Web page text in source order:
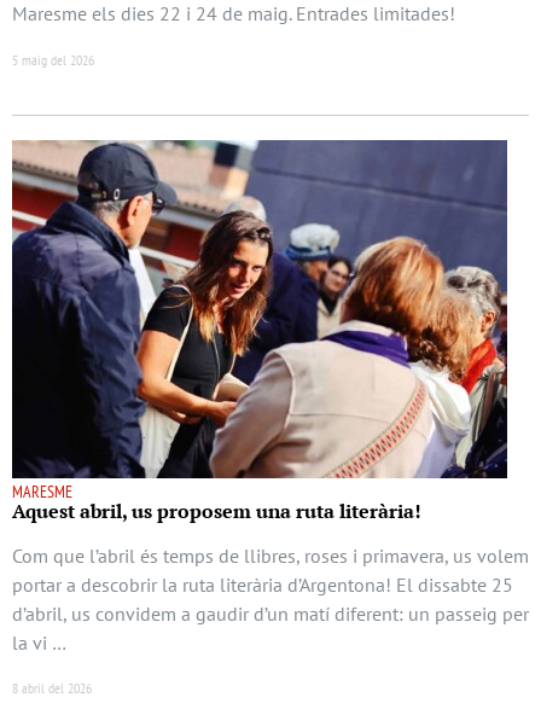
Maresme els dies 22 i 24 de maig. Entrades limitades!
5 maig del 2026
MARESME
Aquest abril, us proposem una ruta literària!
Com que l’abril és temps de llibres, roses i primavera, us volem
portar a descobrir la ruta literària d’Argentona! El dissabte 25
d’abril, us convidem a gaudir d’un matí diferent: un passeig per
la vi …
8 abril del 2026